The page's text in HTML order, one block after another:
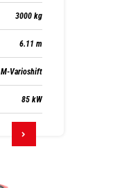
3000 kg
6.11 m
M-Varioshift
85 kW